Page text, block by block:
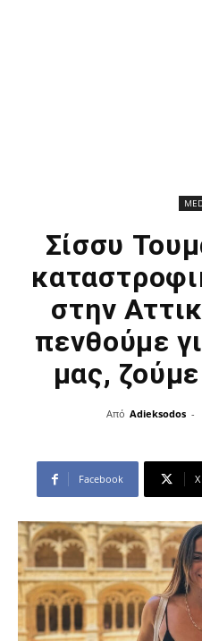
Σίσσυ
στην
πενθούμε
μας,
Από Adieksodos -
Facebook X